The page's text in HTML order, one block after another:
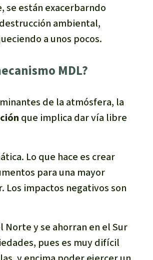
se están exacerbarndo
ambiental,
a unos pocos.
MDL?
de la atmósfera, la
que implica dar vía libre
Lo que hace es crear
para una mayor
Los impactos negativos son
Norte y se ahorran en el Sur
pues es muy difícil